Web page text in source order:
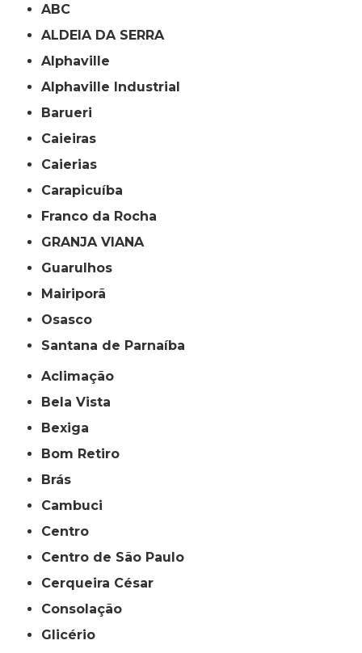
ABC
ALDEIA DA SERRA
Alphaville
Alphaville Industrial
Barueri
Caieiras
Caierias
Carapicuíba
Franco da Rocha
GRANJA VIANA
Guarulhos
Mairiporã
Osasco
Santana de Parnaíba
Aclimação
Bela Vista
Bexiga
Bom Retiro
Brás
Cambuci
Centro
Centro de São Paulo
Cerqueira César
Consolação
Glicério